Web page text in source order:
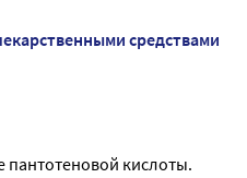
средствами
пантотеновой кислоты.